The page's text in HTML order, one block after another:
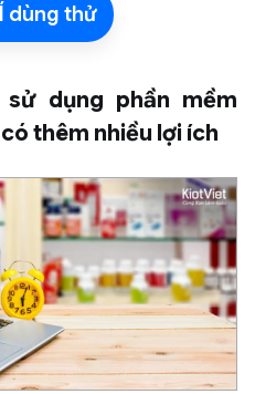
dùng thử
dụng phần mềm
thêm nhiều lợi ích